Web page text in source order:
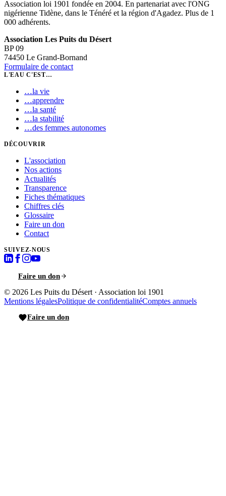
Association loi 1901 fondée en 2004. En partenariat avec l'ONG
nigérienne Tidène, dans le Ténéré et la région d'Agadez. Plus de 1
000 adhérents.
Association Les Puits du Désert
BP 09
74450 Le Grand-Bornand
Formulaire de contact
L'EAU C'EST…
…la vie
…apprendre
…la santé
…la stabilité
…des femmes autonomes
DÉCOUVRIR
L'association
Nos actions
Actualités
Transparence
Fiches thématiques
Chiffres clés
Glossaire
Faire un don
Contact
SUIVEZ-NOUS
Faire un don
© 2026 Les Puits du Désert · Association loi 1901
Mentions légalesPolitique de confidentialitéComptes annuels
Faire un don